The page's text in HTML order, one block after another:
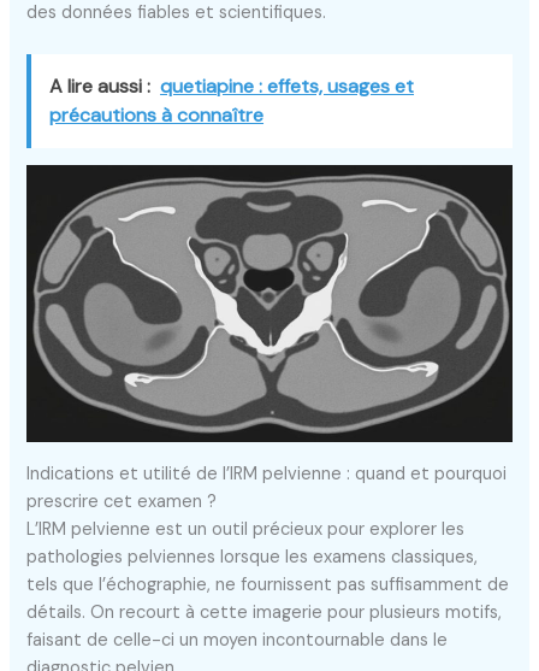
des données fiables et scientifiques.
A lire aussi : quetiapine : effets, usages et
précautions à connaître
Indications et utilité de l’IRM pelvienne : quand et pourquoi
prescrire cet examen ?
L’IRM pelvienne est un outil précieux pour explorer les
pathologies pelviennes lorsque les examens classiques,
tels que l’échographie, ne fournissent pas suffisamment de
détails. On recourt à cette imagerie pour plusieurs motifs,
faisant de celle-ci un moyen incontournable dans le